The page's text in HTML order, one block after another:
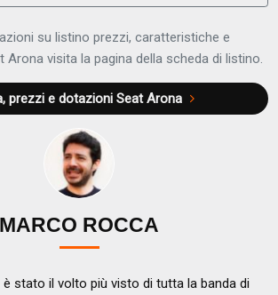
su listino prezzi, caratteristiche e
Arona visita la pagina della scheda di listino.
prezzi e dotazioniSeat Arona
MARCO ROCCA
stato il volto più visto di tutta la banda di